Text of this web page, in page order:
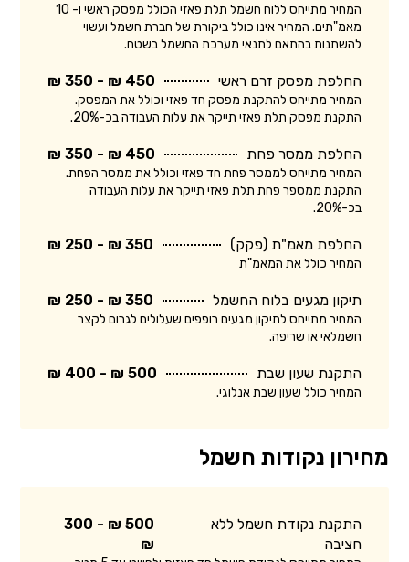
המחיר מתייחס ללוח חשמל תלת פאזי הכולל מפסק ראשי ו- 10
מאמ"תים. המחיר אינו כולל ביקורת של חברת חשמל ועשוי
להשתנות בהתאם לתנאי מערכת החשמל בשטח.
החלפת מפסק זרם ראשי 450 ₪ - 350 ₪
המחיר מתייחס להתקנת מפסק חד פאזי וכולל את המפסק.
התקנת מפסק תלת פאזי תייקר את עלות העבודה בכ-20%.
החלפת ממסר פחת 450 ₪ - 350 ₪
המחיר מתייחס לממסר פחת חד פאזי וכולל את ממסר הפחת.
התקנת ממספר פחת תלת פאזי תייקר את עלות העבודה
בכ-20%.
החלפת מאמ"ת (פקק) 350 ₪ - 250 ₪
המחיר כולל את המאמ"ת
תיקון מגעים בלוח החשמל 350 ₪ - 250 ₪
המחיר מתייחס לתיקון מגעים רופפים שעלולים לגרום לקצר
חשמלאי או שריפה.
התקנת שעון שבת 500 ₪ - 400 ₪
המחיר כולל שעון שבת אנלוגי.
מחירון נקודות חשמל
התקנת נקודת חשמל ללא
חציבה
500 ₪ - 300
₪